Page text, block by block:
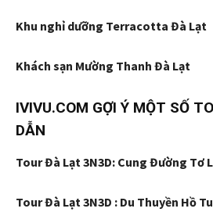
Khu nghỉ dưỡng Terracotta Đà Lạt
Khách sạn Mường Thanh Đà Lạt
IVIVU.COM GỢI Ý MỘT SỐ
DẪN
Tour Đà Lạt 3N3D: Cung Đường Tơ
Tour Đà Lạt 3N3D : Du Thuyền Hồ